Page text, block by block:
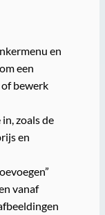
en
een
bewerk
zoals de
en
vanaf